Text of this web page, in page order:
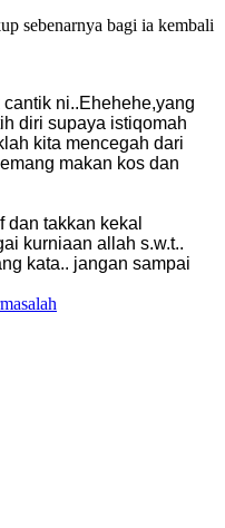
sebenarnya bagi ia kembali
ni..Ehehehe,yang
diri supaya istiqomah
kita mencegah dari
makan kos dan
dan takkan kekal
kurniaan allah s.w.t..
kata.. jangan sampai